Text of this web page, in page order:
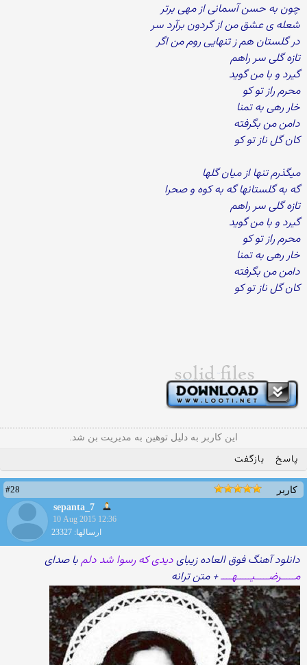
چون به حسن آسمانی از مهی برتر
شعله ی عشق من از گردون برآرد سر
در گلستان هم ز تنهایی روم من اگر
تازه گلی سر راهم
گیرد و با من گوید
محرم راز تو کو
خار رهی به تمنا
دامن من بگرفته
کان گل ناز تو کو
میگذرم تنها از میان گلها
گه به گلستانها گه به کوه و صحرا
تازه گلی سر راهم
گیرد و با من گوید
محرم راز تو کو
خار رهی به تمنا
دامن من بگرفته
کان گل ناز تو کو
این کاربر به دلیل توهین به مدیریت بن شد.
پاسخ بازگفت
کاربر
#28
sepanta_7
10 Aug 2015 12:36
ارسالها: 23327
دانلود آهنگ فوق العاده زیبایدیدی که رسوا شد دلمبا صدای
مـــــرضـــــیـــــهــــ+ متن ترانه